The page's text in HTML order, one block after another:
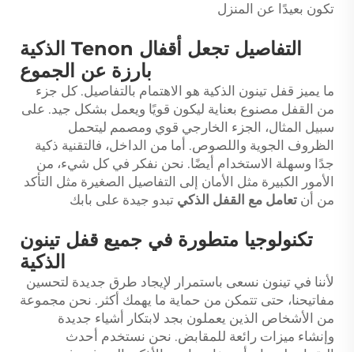
تكون بعيدًا عن المنزل
التفاصيل تجعل أقفال Tenon الذكية
بارزة عن الجموع
ما يميز قفل تينون الذكية هو الاهتمام بالتفاصيل. كل جزء
من القفل مصنوع بعناية ليكون قويًا ويعمل بشكل جيد. على
سبيل المثال، الجزء الخارجي قوي ومصمم ليتحمل
الظروف الجوية واللصوص. أما من الداخل، فالتقنية ذكية
جدًا وسهلة الاستخدام أيضًا. نحن نفكر في كل شيء، من
الأمور الكبيرة مثل الأمان إلى التفاصيل الصغيرة مثل التأكد
من أن تعامل مع القفل الذكي تبدو جيدة على بابك
تكنولوجيا متطورة في جميع قفل تينون
الذكية
لأننا في تينون نسعى باستمرار لإيجاد طرق جديدة لتحسين
مفاتيحنا، حتى تتمكن من حماية ما يهمك أكثر. نحن مجموعة
من الأشخاص الذين يعملون بجد لابتكار أشياء جديدة
وإنشاء ميزات رائعة للمقابض. نحن نستخدم أحدث